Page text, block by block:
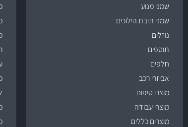
שמני מנוע
שמני תיבת הילוכים
נוזלים
תוספים
חלפים
אביזרי רכב
מוצרי טיפוח
מוצרי עבודה
מוצרים כללים